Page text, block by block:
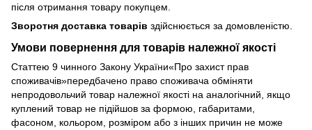
після отримання товару покупцем.
Зворотня доставка товарів здійснюється за домовленістю.
Умови повернення для товарів належної якості
Статтею 9 чинного Закону України«Про захист прав
споживачів»передбачено право споживача обміняти
непродовольчий товар належної якості на аналогічний, якщо
куплений товар не підійшов за формою, габаритами,
фасоном, кольором, розміром або з інших причин не може